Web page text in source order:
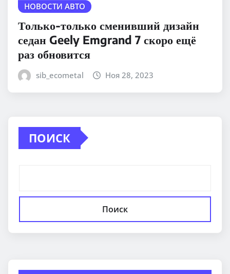
НОВОСТИ АВТО
Только-только сменивший дизайн
седан Geely Emgrand 7 скоро ещё
раз обновится
sib_ecometal Ноя 28, 2023
ПОИСК
Поиск